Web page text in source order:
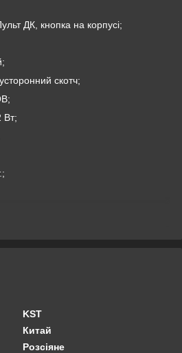
ДК, кнопка на корпусі;
скотч;
Вт;
KST
Китай
Розсіяне